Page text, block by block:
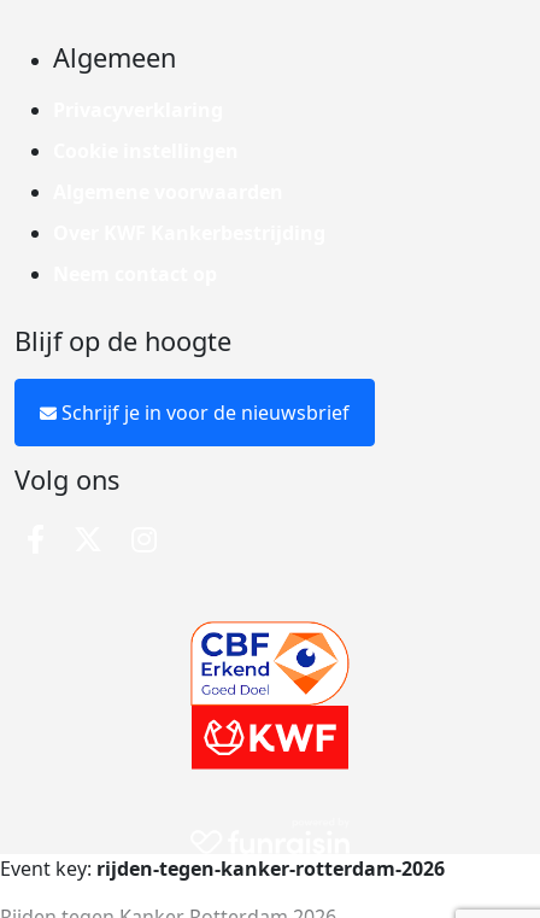
Algemeen
Blijf op de hoogte
Schrijf je in voor de nieuwsbrief
Volg ons
Event key: rijden-tegen-kanker-rotterdam-2026